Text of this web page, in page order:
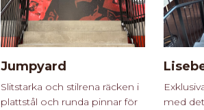
Jumpyard
Slitstarka och stilrena räcken i
plattstål och runda pinnar för
med